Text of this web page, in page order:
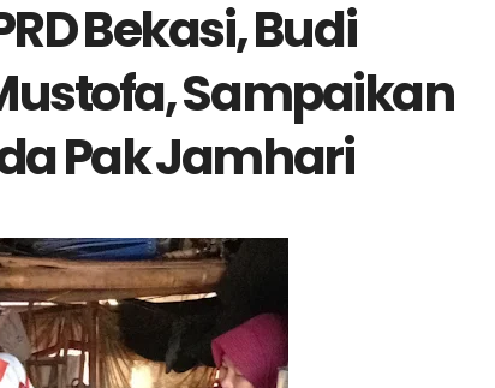
Bekasi, Budi
Sampaikan
Pak Jamhari